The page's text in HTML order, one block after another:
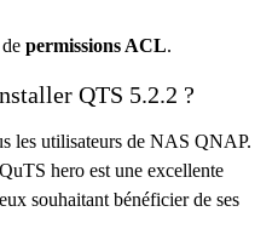
permissions ACL.
QTS 5.2.2 ?
les utilisateurs de NAS QNAP.
hero est une excellente
souhaitant bénéficier de ses